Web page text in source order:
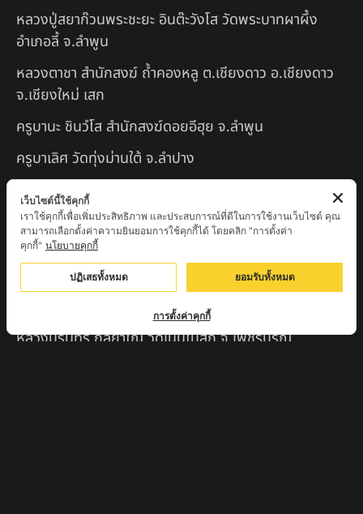
หลวงปู่สยาก๊วนพระชะยะ อินต๊ะวังโส วัดพระบาทผาผึ้ง
อำเภอลี้ จ.ลำพูน
หลวงตาชา สำนักสงฆ์ ถ้ำคองหลู ต.เชียงดาว อ.เชียงดาว
จ.เชียงใหม่ เสก
ครูบานะ ชินวํโส สำนักสงฆ์ดอยอีฮุย จ.ลำพูน
ครูบาเลิศ วัดทุ่งม่านใต้ จ.ลำปาง
หลวงปู่หนู นรินโท วัดวังท่าดี จ.เพชรบูรณ์
ครูบาทอง วัดก้อท่า จ.ลำพูน
ครูบาตุ๊เจ้าปู่หว่าหลิ่ง วิระทะโย วัดเวฬุวัน อ.เชียงดาว
จ.เชียงใหม่
ครูบาศรี สุจิตโต บ้านสบก๋ง จ.ลำปาง
หลวงปู่รินทร์ กลฺยาโณ วัดเนินโบสถ์ จ.เพชรบูรณ์
เว็บไซต์นี้ใช้คุกกี้
เราใช้คุกกี้เพื่อเพิ่มประสิทธิภาพ และประสบการณ์ที่ดีในการใช้งานเว็บไซต์ คุณ
สามารถเลือกตั้งค่าความยินยอมการใช้คุกกี้ได้ โดยคลิก "การตั้งค่า
คุกกี้" นโยบายคุกกี้
ปฏิเสธทั้งหมด ยอมรับทั้งหมด
การตั้งค่าคุกกี้